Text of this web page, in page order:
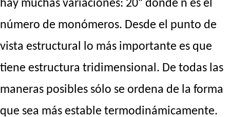
hay muchas variaciones: 20ⁿ donde n es el
número de monómeros. Desde el punto de
vista estructural lo más importante es que
tiene estructura tridimensional. De todas las
maneras posibles sólo se ordena de la forma
que sea más estable termodinámicamente.